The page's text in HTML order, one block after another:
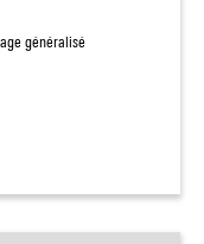
généralisé